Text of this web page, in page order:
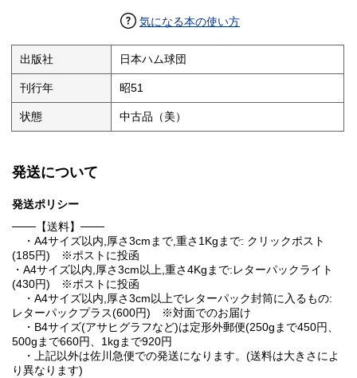
気になる本の使い方
出版社 日本ハム球団
刊行年 昭51
状態 中古品（美）
発送について
発送ポリシー
───【送料】───
・A4サイズ以内,厚さ3cmまで,重さ1Kgまで: クリックポスト
(185円) ※ポストに投函
・A4サイズ以内,厚さ3cm以上,重さ4Kgまで:レターパックライト
(430円) ※ポストに投函
・A4サイズ以内,厚さ3cm以上でレターパック封筒に入るもの:
レターパックプラス(600円) ※対面でのお届け
・B4サイズ(アサヒグラフなど)は定形外郵便(250gまで450円、
500gまで660円、1kgまで920円
・上記以外は佐川急便での発送になります。(送料は大きさによ
り異なります)